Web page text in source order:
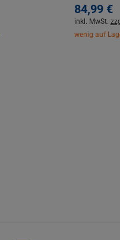
84,99 €
inkl. MwSt.
wenig auf